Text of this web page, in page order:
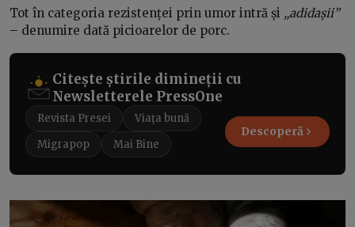
Tot în categoria rezistenței prin umor intră și „adidașii”
– denumire dată picioarelor de porc.
Citește știrile dimineții cu
Newsletterele PressOne
Revista Presei
Viața bună
Migrapop
Mai Bine
Descoperă